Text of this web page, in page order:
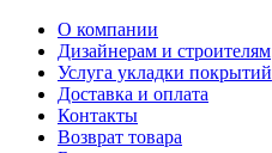
О компании
Дизайнерам и строителям
Услуга укладки покрытий
Доставка и оплата
Контакты
Возврат товара